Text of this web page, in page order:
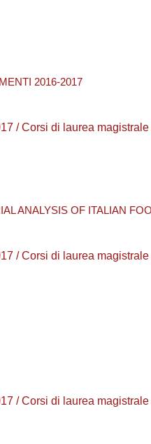
2016-2017
/ Corsi di laurea
ANALYSIS OF ITALIAN
/ Corsi di laurea
/ Corsi di laurea